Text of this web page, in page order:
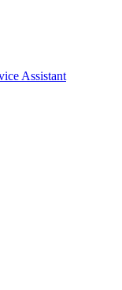
Assistant